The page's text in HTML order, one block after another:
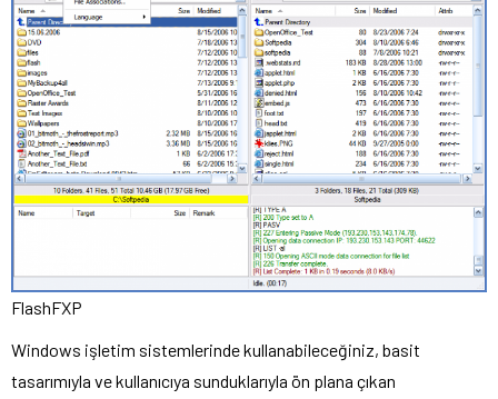
FlashFXP
Windows işletim sistemlerinde kullanabileceğiniz, basit
tasarımıyla ve kullanıcıya sunduklarıyla ön plana çıkan